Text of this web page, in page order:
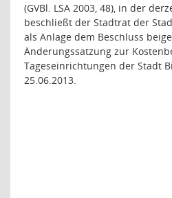
(GVBl. LSA 2003, 48), in der
beschließt der Stadtrat der
als Anlage dem Beschluss
Änderungssatzung zur
Tageseinrichtungen der Stadt
25.06.2013.